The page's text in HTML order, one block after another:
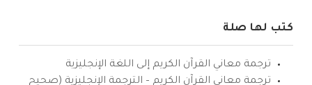
كتب لها صلة
ترجمة معاني القرآن الكريم إلى اللغة الإنجليزية
ترجمة معاني القرآن الكريم – الترجمة الإنجليزية (صحيح